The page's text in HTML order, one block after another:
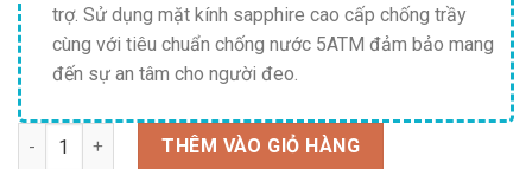
trợ. Sử dụng mặt kính sapphire cao cấp chống trầy
cùng với tiêu chuẩn chống nước 5ATM đảm bảo mang
đến sự an tâm cho người đeo.
Số lượng THÊM VÀO GIỎ HÀNG